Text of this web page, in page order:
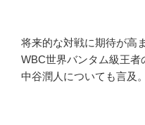
将来的な対戦に期待が高
WBC世界バンタム級王者
中谷潤人についても言及。